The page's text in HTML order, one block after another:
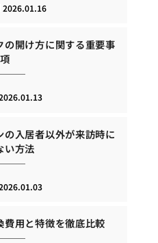
2026.01.16
開け方に関する重要事
項
入居者以外が来訪時に
い方法
用と特徴を徹底比較